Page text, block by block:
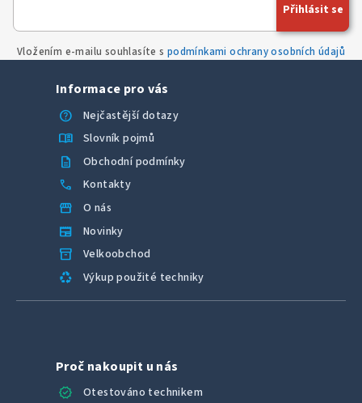
Vložením e-mailu souhlasíte s podmínkami ochrany osobních údajů
Přihlásit se
Informace pro vás
help
Nejčastější dotazy
menu_book Slovník pojmů
description Obchodní podmínky
call Kontakty
storefront O nás
newspaper Novinky
inventory_2 Velkoobchod
recycling Výkup použité techniky
Proč nakoupit u nás
verified
Otestováno technikem